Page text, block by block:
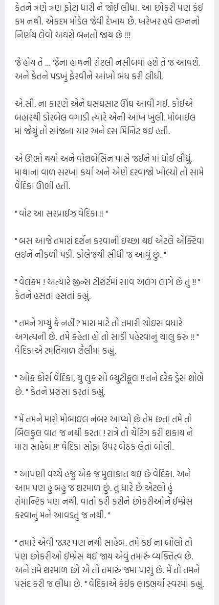
કેતને ત્રણે ત્રણ ફોટા ધારી ને જોઈ લીધા. આ છોકરી પણ કંઈ
કમ નથી. એકદમ મોડેલ જેવી દેખાય છે. ખરેખર હવે લગ્નનો
નિર્ણય લેવો અઘરો બનતો જાય છે !!!
જે હોય તે ... જેના હાથની રોટલી નસીબમાં હશે તે જ આવશે.
અને કેતને પડખું ફેરવીને આંખો બંધ કરી લીધી.
એ.સી. ના કારણે એને ઘસઘસાટ ઊંઘ આવી ગઈ. કોઈએ
બહારથી ડોરબેલ વગાડી ત્યારે એની આંખ ખુલી. મોબાઈલ
માં જોયું તો સાંજના ચાર અને દસ મિનિટ થઈ હતી.
એ ઊભો થયો અને વોશબેસિન પાસે જઈને માં ધોઈ લીધું.
માથાના વાળ સરખા કર્યા અને એણે દરવાજો ખોલ્યો તો સામે
વેદિકા ઊભી હતી.
" વોટ આ સરપ્રાઈઝ વેદિકા !! "
" બસ આજે તમારાં દર્શન કરવાની ઇચ્છા થઈ એટલે એક્ટિવા
લઇને નીકળી પડી. કોલેજથી સીધી જ આવું છું. "
" વેલકમ ! અત્યારે જીન્સ ટીશર્ટમાં સાવ અલગ લાગે છે તું !! "
કેતને હસતાં હસતાં કહ્યું.
" તમને ગમ્યું કે નહીં ? મારા માટે તો તમારી ચોઇસ વધારે
અગત્યની છે. તમે કહેતા હો તો સાડી પહેરવાનું ચાલુ કરું !! "
વેદિકાએ રમતિયાળ શૈલીમાં કહ્યું.
" ઓફ કોર્સ વેદિકા, યુ લુક સો બ્યુટીફૂલ !! તને દરેક ડ્રેસ શોભે
છે. " કેતને પ્રશંસા કરતાં કહ્યું.
" મેં તમને મારો મોબાઇલ નંબર આપ્યો છે તેમ છતાં તમે તો
બિલકુલ વાત જ નથી કરતા ! રાત્રે તો ચેટિંગ કરી શકાય ને
મારા સાહેબ !!" વેદિકા સોફા ઉપર બેઠક લેતાં બોલી.
" આપણી વચ્ચે હજુ એક જ મુલાકાત થઇ છે વેદિકા. અને
આમ પણ હું બહુ જ શરમાળ છું. તું ધારે છે એટલો હું
રોમાન્ટિક પણ નથી. વાતો કરી કરીને છોકરીઓને ઈમ્પ્રેસ
કરવાનું મને આવડતું જ નથી. "
" તમારે એવી જરૂર પણ નથી સાહેબ. તમે કંઈ ના બોલો તો
પણ છોકરીઓ ઈમ્પ્રેસ થઈ જાય એવું તમારું વ્યક્તિત્વ છે.
અને તમે શરમાળ છો એ તો તમારું જમા પાસું છે. મેં તો તમને
પસંદ કરી જ લીધા છે. " વેદિકાએ કંઈક લાડભર્યા સ્વરમાં કહ્યું.